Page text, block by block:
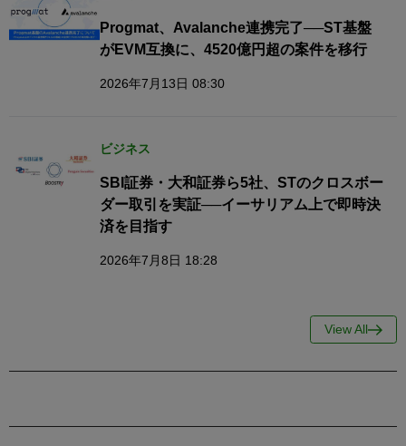
Progmat、Avalanche連携完了──ST基盤
がEVM互換に、4520億円超の案件を移行
2026年7月13日 08:30
ビジネス
SBI証券・大和証券ら5社、STのクロスボー
ダー取引を実証──イーサリアム上で即時決
済を目指す
2026年7月8日 18:28
View All